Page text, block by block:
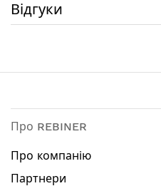
Потужність: 1050 Вт
Максимальна
Посадковий діаметр:
Вага: 2.5 кг
Комплектація:
Відгуки
Про REBINER
Про компанію
Партнери